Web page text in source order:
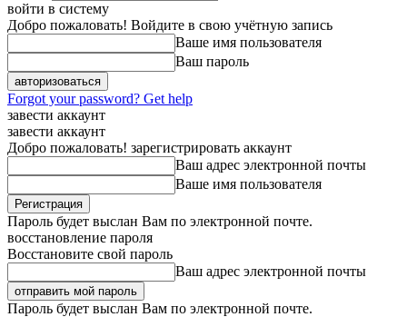
войти в систему
Добро пожаловать! Войдите в свою учётную запись
Ваше имя пользователя
Ваш пароль
Forgot your password? Get help
завести аккаунт
завести аккаунт
Добро пожаловать! зарегистрировать аккаунт
Ваш адрес электронной почты
Ваше имя пользователя
Пароль будет выслан Вам по электронной почте.
восстановление пароля
Восстановите свой пароль
Ваш адрес электронной почты
Пароль будет выслан Вам по электронной почте.